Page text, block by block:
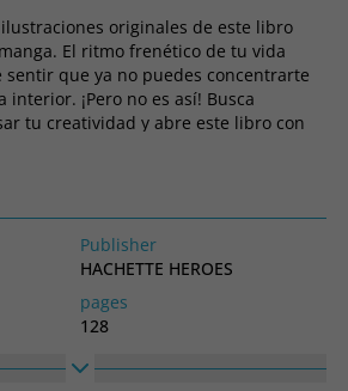
originales de este libro
El ritmo frenético de tu vida
que ya no puedes concentrarte
¡Pero no es así! Busca
tu creatividad y abre este libro con
para colorear. Coge tus
precisas y dispones de una amplia
ilustraciones, podrás elegir
Por ejemplo, si en el código aparece
claro, puedes cambiarlo por un
tenue. En estas páginas descubrirás
guerreros legendarios, jóvenes
paisajes, animales
Publisher
HACHETTE HEROES
pages
128
Idiom